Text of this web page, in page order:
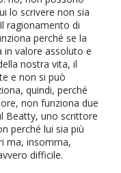
lo scrivere non sia
ragionamento di
perché se la
in valore assoluto e
nostra vita, il
e non si può
quindi, perché
non funziona due
Beatty, uno scrittore
perché lui sia più
ma, insomma,
difficile.